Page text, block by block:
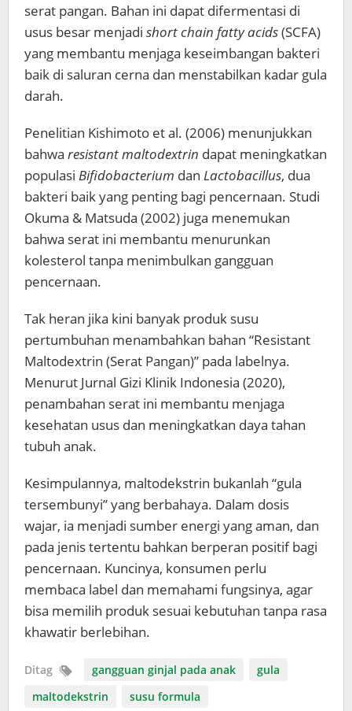
serat pangan. Bahan ini dapat difermentasi di
usus besar menjadi short chain fatty acids(SCFA)
yang membantu menjaga keseimbangan bakteri
baik di saluran cerna dan menstabilkan kadar gula
darah.
Penelitian Kishimoto et al. (2006) menunjukkan
bahwa resistant maltodextrin dapat meningkatkan
populasi Bifidobacterium dan Lactobacillus, dua
bakteri baik yang penting bagi pencernaan. Studi
Okuma & Matsuda (2002) juga menemukan
bahwa serat ini membantu menurunkan
kolesterol tanpa menimbulkan gangguan
pencernaan.
Tak heran jika kini banyak produk susu
pertumbuhan menambahkan bahan “Resistant
Maltodextrin (Serat Pangan)” pada labelnya.
Menurut Jurnal Gizi Klinik Indonesia (2020),
penambahan serat ini membantu menjaga
kesehatan usus dan meningkatkan daya tahan
tubuh anak.
Kesimpulannya, maltodekstrin bukanlah “gula
tersembunyi” yang berbahaya. Dalam dosis
wajar, ia menjadi sumber energi yang aman, dan
pada jenis tertentu bahkan berperan positif bagi
pencernaan. Kuncinya, konsumen perlu
membaca label dan memahami fungsinya, agar
bisa memilih produk sesuai kebutuhan tanpa rasa
khawatir berlebihan.
Ditag gangguan ginjal pada anak
gula
maltodekstrin
susu formula